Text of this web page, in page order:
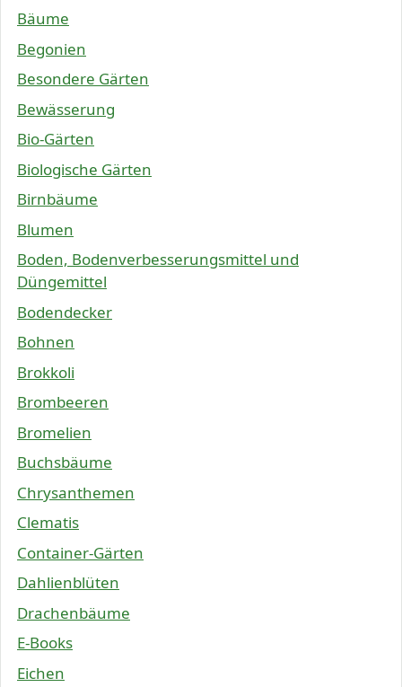
Bäume
Begonien
Besondere Gärten
Bewässerung
Bio-Gärten
Biologische Gärten
Birnbäume
Blumen
Boden, Bodenverbesserungsmittel und
Düngemittel
Bodendecker
Bohnen
Brokkoli
Brombeeren
Bromelien
Buchsbäume
Chrysanthemen
Clematis
Container-Gärten
Dahlienblüten
Drachenbäume
E-Books
Eichen